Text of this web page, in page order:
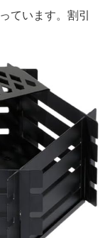
ています。割引